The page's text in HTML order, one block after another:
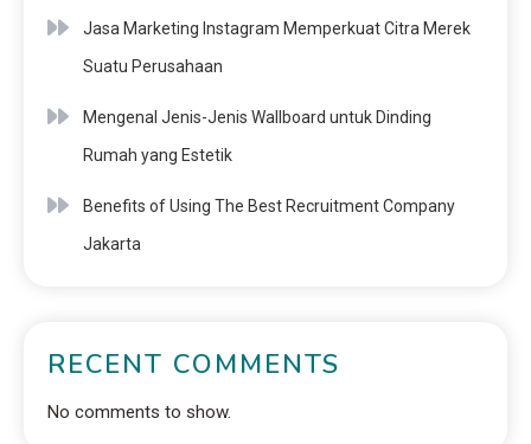
Jasa Marketing Instagram Memperkuat Citra Merek
Suatu Perusahaan
Mengenal Jenis-Jenis Wallboard untuk Dinding
Rumah yang Estetik
Benefits of Using The Best Recruitment Company
Jakarta
RECENT COMMENTS
No comments to show.